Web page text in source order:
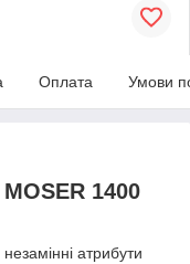
Оплата Умови
1400
атрибути